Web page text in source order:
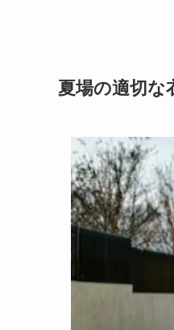
夏場の適切な